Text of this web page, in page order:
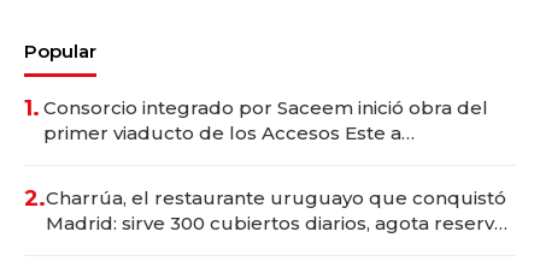
Popular
1. Consorcio integrado por Saceem inició obra del
primer viaducto de los Accesos Este a
2.Charrúa, el restaurante uruguayo que conquistó
Madrid: sirve 300 cubiertos diarios, agota reservas